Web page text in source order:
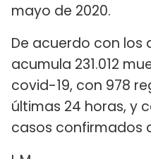
mayo de 2020.
De acuerdo con los
acumula 231.012
covid-19, con 978
últimas 24 horas, y
casos confirmados